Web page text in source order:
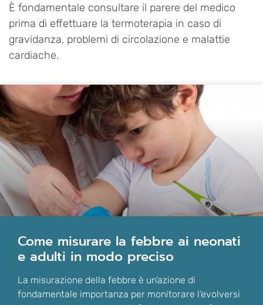
È fondamentale consultare il parere del medico
prima di effettuare la termoterapia in caso di
gravidanza, problemi di circolazione e malattie
cardiache.
come misurare la febbre ai neonati
e adulti in modo preciso
La misurazione della febbre è un’azione di
fondamentale importanza per monitorare l’evolversi